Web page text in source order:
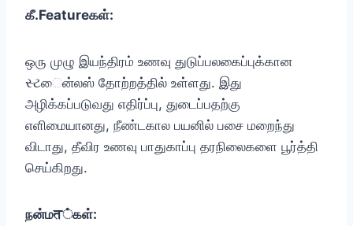
கீ.Featureகள்:
ஒரு முழு இயந்திரம் உணவு துடுப்பலகைப்புக்கான
સ્ટைன்லஸ் தோற்றத்தில் உள்ளது. இது
அழிக்கப்படுவது எதிர்ப்பு, துடைப்பதற்கு
எளிமையானது, நீண்டகால பயனில் பசை மறைந்து
விடாது, தீவிர உணவு பாதுகாப்பு தரநிலைகளை பூர்த்தி
செய்கிறது.
நன்மत்கள்: